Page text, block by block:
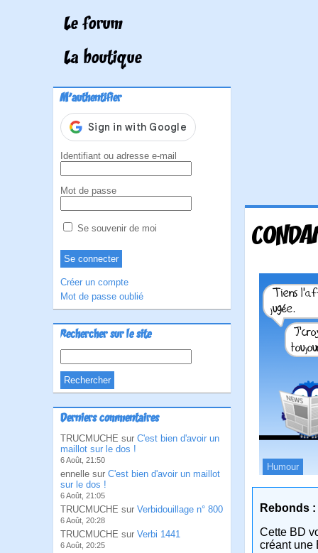
Le forum
La boutique
M'authentifier
Identifiant ou adresse e-mail
Mot de passe
Se souvenir de moi
Créer un compte
Mot de passe oublié
Rechercher sur le site
Derniers commentaires
TRUCMUCHE sur C'est bien d'avoir un
maillot sur le dos !
6 Août, 21:50
ennelle sur C'est bien d'avoir un maillot
sur le dos !
6 Août, 21:05
TRUCMUCHE sur Verbidouillage n° 800
6 Août, 20:28
TRUCMUCHE sur Verbi 1441
6 Août, 20:25
Humour
Rebonds :
Cette BD
créant une